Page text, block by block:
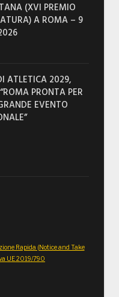
(XVI PREMIO
A ROMA – 9
ATLETICA 2029,
PRONTA PER
EVENTO
Rapida (Notice and Take
UE 2019/790